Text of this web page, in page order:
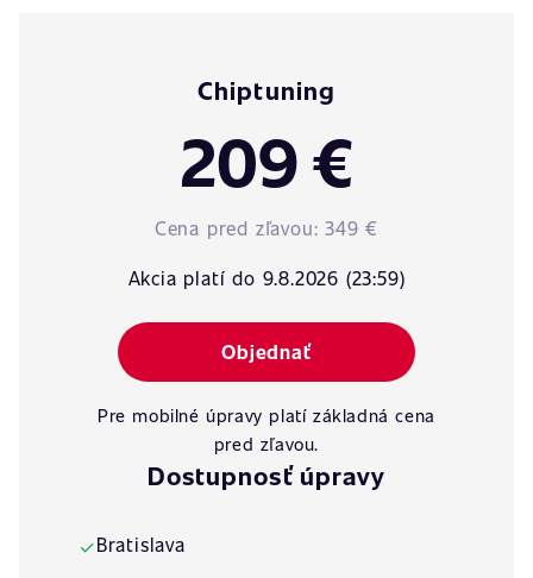
Chiptuning
209 €
Cena pred zľavou:349 €
Akcia platí do 9.8.2026 (23:59)
Objednať
Pre mobilné úpravy platí základná cena
pred zľavou.
Dostupnosť úpravy
✓Bratislava